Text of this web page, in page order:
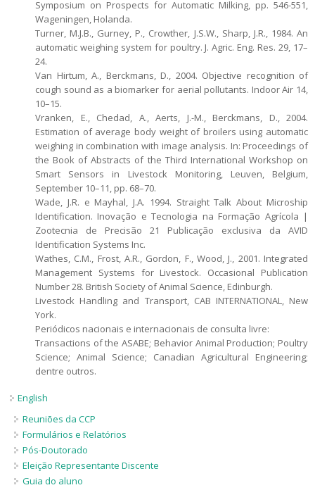
Symposium on Prospects for Automatic Milking, pp. 546-551,
Wageningen, Holanda.
Turner, M.J.B., Gurney, P., Crowther, J.S.W., Sharp, J.R., 1984. An
automatic weighing system for poultry. J. Agric. Eng. Res. 29, 17–
24.
Van Hirtum, A., Berckmans, D., 2004. Objective recognition of
cough sound as a biomarker for aerial pollutants. Indoor Air 14,
10–15.
Vranken, E., Chedad, A., Aerts, J.-M., Berckmans, D., 2004.
Estimation of average body weight of broilers using automatic
weighing in combination with image analysis. In: Proceedings of
the Book of Abstracts of the Third International Workshop on
Smart Sensors in Livestock Monitoring, Leuven, Belgium,
September 10–11, pp. 68–70.
Wade, J.R. e Mayhal, J.A. 1994. Straight Talk About Microship
Identification. Inovação e Tecnologia na Formação Agrícola |
Zootecnia de Precisão 21 Publicação exclusiva da AVID
Identification Systems Inc.
Wathes, C.M., Frost, A.R., Gordon, F., Wood, J., 2001. Integrated
Management Systems for Livestock. Occasional Publication
Number 28. British Society of Animal Science, Edinburgh.
Livestock Handling and Transport, CAB INTERNATIONAL, New
York.
Periódicos nacionais e internacionais de consulta livre:
Transactions of the ASABE; Behavior Animal Production; Poultry
Science; Animal Science; Canadian Agricultural Engineering;
dentre outros.
English
Reuniões da CCP
Formulários e Relatórios
Pós-Doutorado
Eleição Representante Discente
Guia do aluno